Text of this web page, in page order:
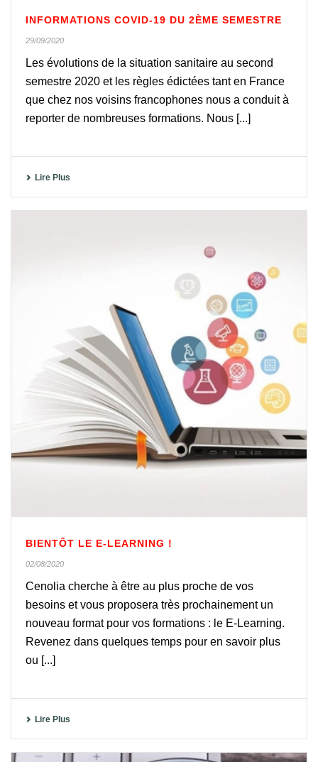
INFORMATIONS COVID-19 DU 2ÈME SEMESTRE
29/09/2020
Les évolutions de la situation sanitaire au second
semestre 2020 et les règles édictées tant en France
que chez nos voisins francophones nous a conduit à
reporter de nombreuses formations. Nous [...]
Lire Plus
BIENTÔT LE E-LEARNING !
02/08/2020
Cenolia cherche à être au plus proche de vos
besoins et vous proposera très prochainement un
nouveau format pour vos formations : le E-Learning.
Revenez dans quelques temps pour en savoir plus
ou [...]
Lire Plus